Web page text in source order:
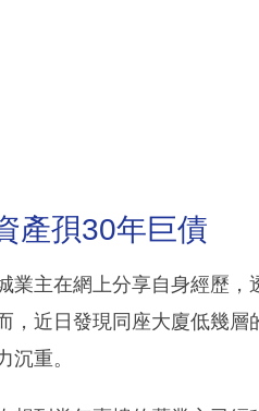
產孭30年巨債
業主在網上分享自身經歷
，近日發現同座大廈低幾
沉重。